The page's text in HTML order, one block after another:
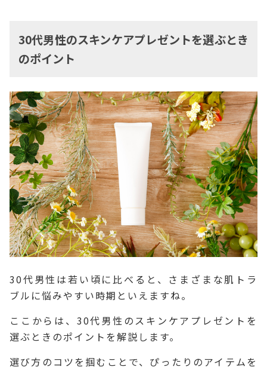
30代男性のスキンケアプレゼントを選ぶとき
のポイント
30代男性は若い頃に比べると、さまざまな肌トラ
ブルに悩みやすい時期といえますね。
ここからは、30代男性のスキンケアプレゼントを
選ぶときのポイントを解説します。
選び方のコツを掴むことで、ぴったりのアイテムを